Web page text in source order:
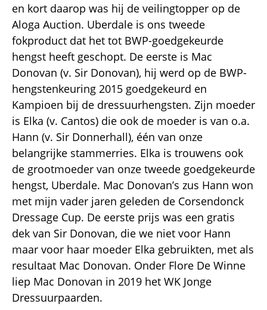
en kort daarop was hij de veilingtopper op de
Aloga Auction. Uberdale is ons tweede
fokproduct dat het tot BWP-goedgekeurde
hengst heeft geschopt. De eerste is Mac
Donovan (v. Sir Donovan), hij werd op de BWP-
hengstenkeuring 2015 goedgekeurd en
Kampioen bij de dressuurhengsten. Zijn moeder
is Elka (v. Cantos) die ook de moeder is van o.a.
Hann (v. Sir Donnerhall), één van onze
belangrijke stammerries. Elka is trouwens ook
de grootmoeder van onze tweede goedgekeurde
hengst, Uberdale. Mac Donovan’s zus Hann won
met mijn vader jaren geleden de Corsendonck
Dressage Cup. De eerste prijs was een gratis
dek van Sir Donovan, die we niet voor Hann
maar voor haar moeder Elka gebruikten, met als
resultaat Mac Donovan. Onder Flore De Winne
liep Mac Donovan in 2019 het WK Jonge
Dressuurpaarden.